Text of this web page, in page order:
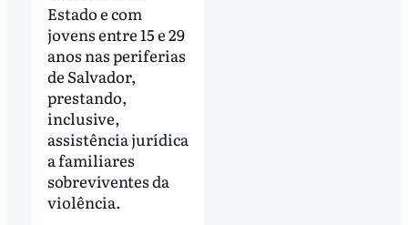
Estado e com
jovens entre 15 e 29
anos nas periferias
de Salvador,
prestando,
inclusive,
assistência jurídica
a familiares
sobreviventes da
violência.